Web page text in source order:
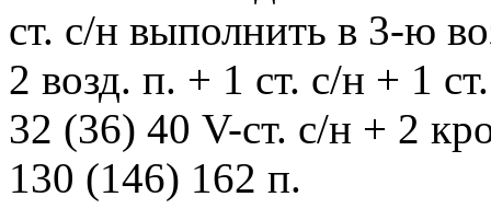
ст. с/н выполнить в 3-ю
2 возд. п. + 1 ст. с/н + 1
32 (36) 40 V-ст. с/н + 2
130 (146) 162 п.